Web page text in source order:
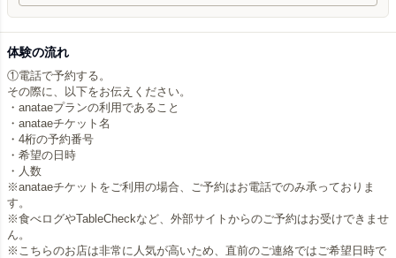
体験の流れ
①電話で予約する。
その際に、以下をお伝えください。
・anataeプランの利用であること
・anataeチケット名
・4桁の予約番号
・希望の日時
・人数
※anataeチケットをご利用の場合、ご予約はお電話でのみ承っておりま
す。
※食べログやTableCheckなど、外部サイトからのご予約はお受けできませ
ん。
※こちらのお店は非常に人気が高いため、直前のご連絡ではご希望日時で